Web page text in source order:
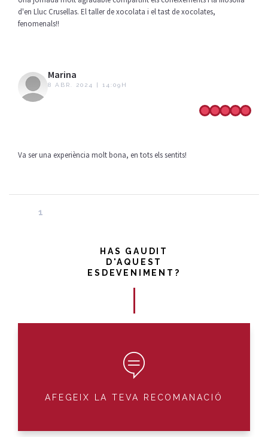
d'en Lluc Crusellas. El taller de xocolata i el tast de xocolates,
fenomenals!!
Marina
8 ABR. 2024 | 14:09H
Va ser una experiència molt bona, en tots els sentits!
1
HAS GAUDIT
D'AQUEST
ESDEVENIMENT?
AFEGEIX LA TEVA RECOMANACIÓ